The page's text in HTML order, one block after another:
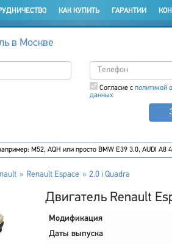
КАК КУПИТЬ ГАРАНТИИ
в Москве
Согласие с политикой
данных
Renault Espace 2.0 i Quadra
Двигатель Renault
Модификация
Даты выпуска